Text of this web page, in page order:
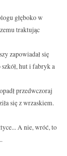
głęboko w
traktując
zapowiadał się
hut i fabryk a
przedwczoraj
się z wrzaskiem.
A nie, wróć, to